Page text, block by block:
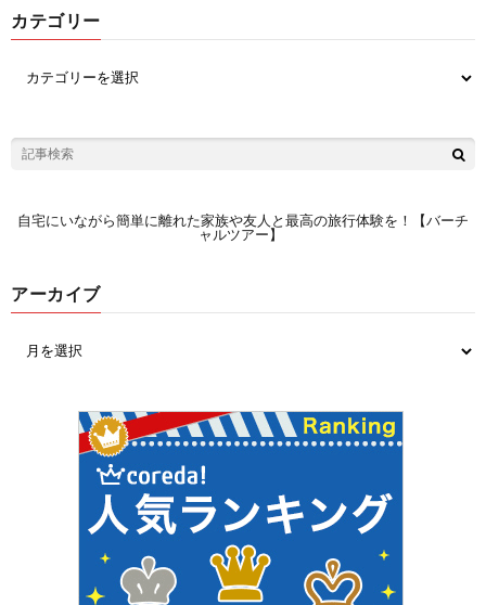
カテゴリー
自宅にいながら簡単に離れた家族や友人と最高の旅行体験を！【バーチ
ャルツアー】
アーカイブ